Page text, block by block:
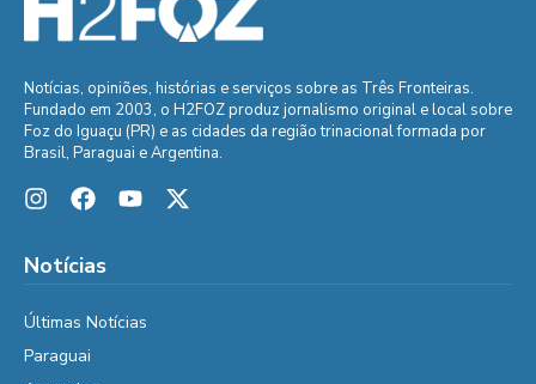
Notícias, opiniões, histórias e serviços sobre as Três Fronteiras.
Fundado em 2003, o H2FOZ produz jornalismo original e local sobre
Foz do Iguaçu (PR) e as cidades da região trinacional formada por
Brasil, Paraguai e Argentina.
Notícias
Últimas Notícias
Paraguai